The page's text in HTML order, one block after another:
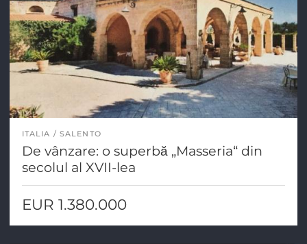
ITALIA SALENTO
De vânzare: o superbă „Masseria“ din
secolul al XVII-lea
EUR 1.380.000